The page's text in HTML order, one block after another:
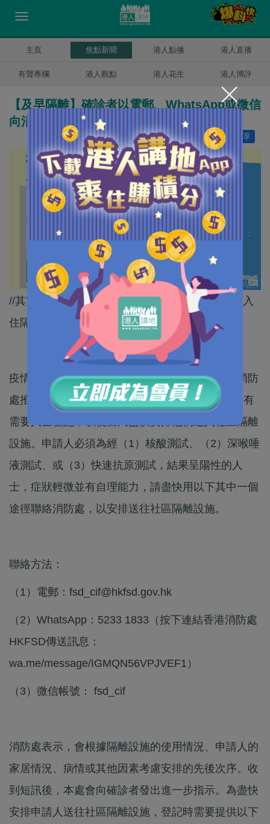
主頁 焦點新聞 港人點播 港人直播
有聲專欄 港人觀點 港人花生 港人博評
【及早隔離】確診者以電郵、WhatsApp或微信
向消防處登記入住隔離設施
分享
讚好 30
//其實唔少市民，屋企環境做唔到有效隔離，登記入
住隔離設施，可以避免家人、鄰居受感染﹗//
疫情持續嚴峻，為盡快截斷社區內的病毒傳播，消防
處推出一個電郵、WhatsApp熱線及微信帳號，讓有
需要人士登記，以便當局盡快安排他們進入社區隔離
設施。申請人必須為經（1）核酸測試、（2）深喉唾
液測試、或（3）快速抗原測試，結果呈陽性的人
士，症狀輕微並有自理能力，請盡快用以下其中一個
途徑聯絡消防處，以安排送往社區隔離設施。
聯絡方法：
（1）電郵：fsd_cif@hkfsd.gov.hk
（2）WhatsApp：5233 1833（按下連結香港消防處
HKFSD傳送訊息：
wa.me/message/IGMQN56VPJVEF1）
（3）微信帳號： fsd_cif
消防處表示，會根據隔離設施的使用情況、申請人的
家居情況、病情或其他因素考慮安排的先後次序。收
到短訊後，本處會向確診者發出進一步指示。為盡快
安排申請人送往社區隔離設施，登記時需要提供以下